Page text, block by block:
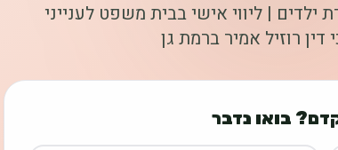
| ליווי אישי בבית משפט לענייני
רוזיל אמיר ברמת גן
בואו נדבר